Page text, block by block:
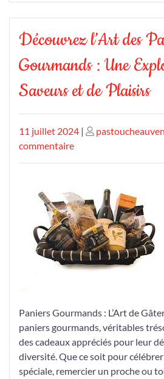
Découvrez l’Art des
Gourmands : Une
Saveurs et de Plaisirs
Publié
le
11 juillet 2024 | Publié
commentairesur
Paniers
Gourmands
:
Une
Explosion
de
Plaisirs
Paniers Gourmands : L’Art de
paniers gourmands, véritables
des cadeaux appréciés pour leur
diversité. Que ce soit pour
spéciale, remercier un proche ou